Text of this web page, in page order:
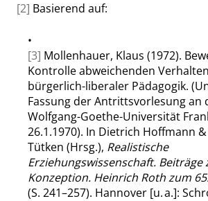
[2] Basierend auf:
•
[3] Mollenhauer, Klaus (1972).
Kontrolle abweichenden
bürgerlich-liberaler Pädagogik.
Fassung der Antrittsvorlesung an
Wolfgang-Goethe-Universität
26.1.1970). In Dietrich Hoffmann
Tütken (Hrsg.), Realistische
Erziehungswissenschaft. Beiträge
Konzeption. Heinrich Roth zum
(S. 241–257). Hannover [u. a.]: